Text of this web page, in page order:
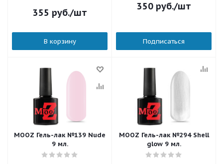
355 руб./шт
В корзину
350руб./шт
Подписаться
MOOZ Гель-лак №139 Nude
9 мл.
MOOZ Гель-лак №294 Shell
glow 9 мл.